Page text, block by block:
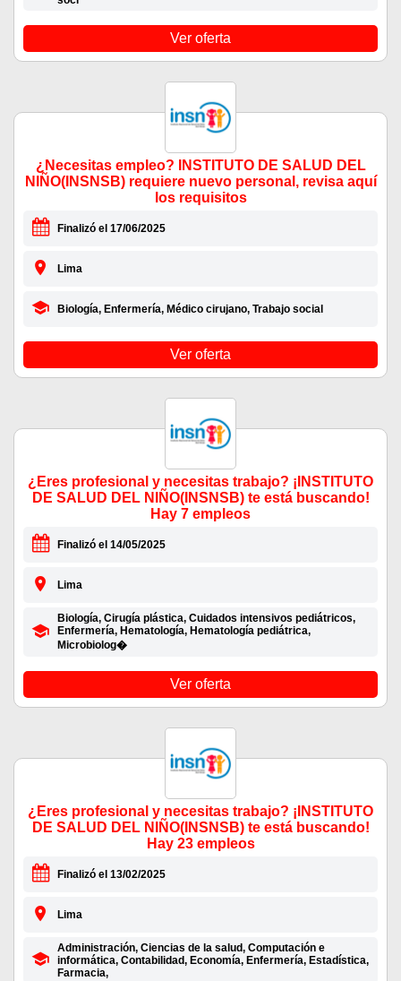
Ver oferta
¿Necesitas empleo? INSTITUTO DE SALUD DEL
NIÑO(INSNSB) requiere nuevo personal, revisa aquí
los requisitos
Finalizó el 17/06/2025
Lima
Biología, Enfermería, Médico cirujano, Trabajo social
Ver oferta
¿Eres profesional y necesitas trabajo? ¡INSTITUTO
DE SALUD DEL NIÑO(INSNSB) te está buscando!
Hay 7 empleos
Finalizó el 14/05/2025
Lima
Biología, Cirugía plástica, Cuidados intensivos pediátricos,
Enfermería, Hematología, Hematología pediátrica,
Microbiolog�
Ver oferta
¿Eres profesional y necesitas trabajo? ¡INSTITUTO
DE SALUD DEL NIÑO(INSNSB) te está buscando!
Hay 23 empleos
Finalizó el 13/02/2025
Lima
Administración, Ciencias de la salud, Computación e
informática, Contabilidad, Economía, Enfermería, Estadística,
Farmacia,